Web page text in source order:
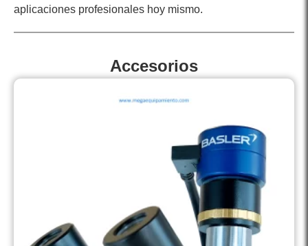
aplicaciones profesionales hoy mismo.
Accesorios